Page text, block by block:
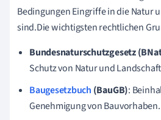
Bedingungen Eingriffe in die Natur
sind.Die wichtigsten rechtlichen
Bundesnaturschutzgesetz
Schutz von Natur und
Baugesetzbuch (BauGB):
Genehmigung von Bauvorhaben.